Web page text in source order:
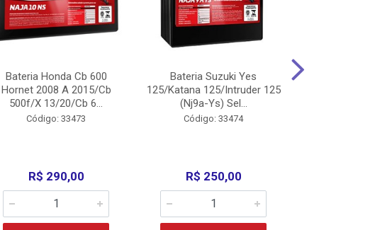
Bateria Honda Cb 600
Hornet 2008 A 2015/Cb
500f/X 13/20/Cb 6...
Código: 33473
R$ 290,00
Bateria Suzuki Yes
125/Katana 125/Intruder 125
(Nj9a-Ys) Sel...
Código: 33474
R$ 250,00